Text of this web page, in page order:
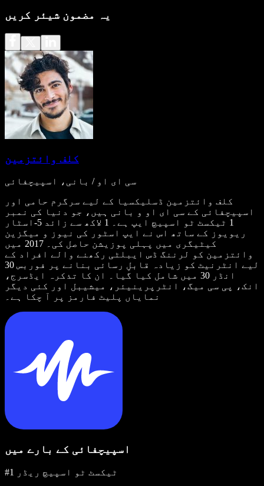
یہ مضمون شیئر کریں
کلف وائتزمین
سی ای او / بانی، اسپیچفائی
کلف وائتزمین ڈسلیکسیا کے لیے سرگرم حامی اور
اسپیچفائی کے سی ای او و بانی ہیں، جو دنیا کی نمبر
1 ٹیکسٹ ٹو اسپیچ ایپ ہے۔ 1 لاکھ سے زائد 5-اسٹار
ریویوز کے ساتھ اس نے ایپ اسٹور کی نیوز و میگزین
کیٹیگری میں پہلی پوزیشن حاصل کی۔ 2017 میں
وائتزمین کو لرننگ ڈس ایبلٹی رکھنے والے افراد کے
لیے انٹرنیٹ کو زیادہ قابلِ رسائی بنانے پر فوربس 30
انڈر 30 میں شامل کیا گیا۔ ان کا تذکرہ ایڈسرج،
انک، پی سی میگ، انٹرپرینیئر، میشیبل اور کئی دیگر
نمایاں پلیٹ فارمز پر آ چکا ہے۔
اسپیچفائی کے بارے میں
#1 ٹیکسٹ ٹو اسپیچ ریڈر